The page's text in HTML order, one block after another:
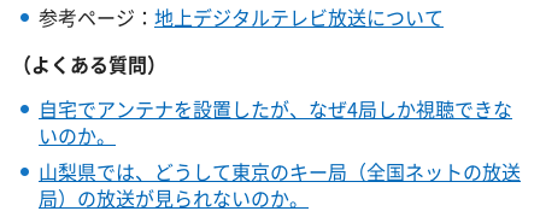
参考ページ： 地上デジタルテレビ放送について
（よくある質問）
自宅でアンテナを設置したが、なぜ4局しか視聴できな
いのか。
山梨県では、どうして東京のキー局（全国ネットの放送
局）の放送が見られないのか。